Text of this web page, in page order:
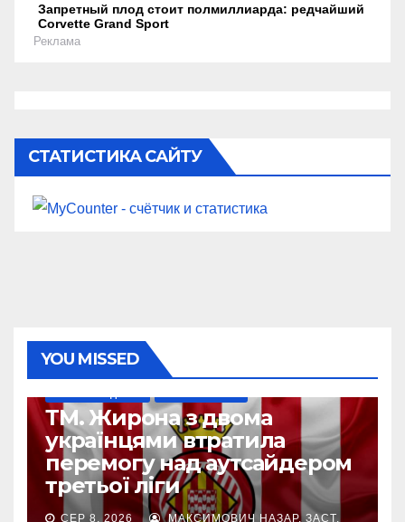
Запретный плод стоит полмиллиарда: редчайший
Corvette Grand Sport
Реклама
СТАТИСТИКА САЙТУ
YOU MISSED
ТМ. Жирона з двома
українцями втратила
перемогу над аутсайдером
третьої ліги
СЕР 8, 2026 МАКСИМОВИЧ НАЗАР, ЗАСТ.